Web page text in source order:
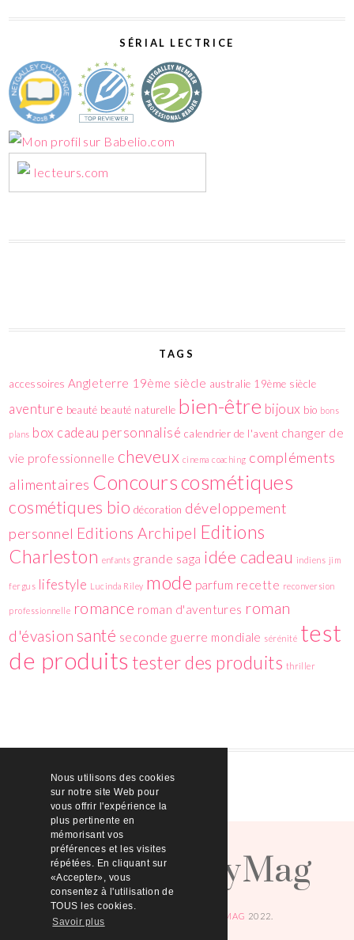
Nous utilisons des cookies
sur notre site Web pour
vous offrir l'expérience la
plus pertinente en
mémorisant vos
préférences et les visites
répétées. En cliquant sur
«Accepter», vous
consentez à l'utilisation de
TOUS les cookies.
Savoir plus
SÉRIAL LECTRICE
lecteurs.com
TAGS
accessoires Angleterre 19ème siècle australie 19ème siècle
aventure beauté beauté naturelle bien-être bijoux bio bons
plans box cadeau personnalisé calendrier de l'avent changer de
vie professionnelle cheveux cinema coaching compléments
alimentaires Concourscosmétiques
cosmétiques bio décoration développement
personnel Editions Archipel Editions
Charleston enfants grande saga idée cadeau indiens jim
fergus lifestyle Lucinda Riley mode parfum recette reconversion
professionnelle romance roman d'aventures roman
d'évasion santé seconde guerre mondiale sérénité test
de produits tester des produits thriller
HelloBeautyMag
© COPYRIGHT HELLOBEAUTYMAG 2022.